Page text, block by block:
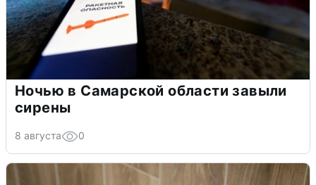
Ночью в Самарской области завыли
сирены
8 августа 0